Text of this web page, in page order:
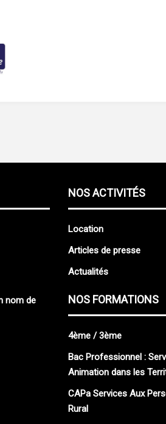
NOS ACTIVITÉS
Location
Articles de presse
Actualités
NOS FORMATIONS
4ème / 3ème
Bac Professionnel :
Animation dans les
CAPa Services Aux
Rural